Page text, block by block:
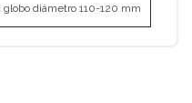
globo diámetro 110-120 mm